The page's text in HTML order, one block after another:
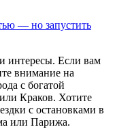
— но запустить
интересы. Если вам
внимание на
с богатой
Краков. Хотите
с остановками в
или Парижа.